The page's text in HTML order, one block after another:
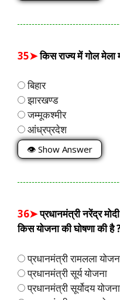
35➤किस राज्य में गोल मेला
बिहार
झारखण्ड
जम्मूकश्मीर
आंध्रप्रदेश
👁 Show Answer
36➤प्रधानमंत्री नरेंद्र
किस योजना की घोषणा की है
प्रधानमंत्री रामलला
प्रधानमंत्री सूर्य योजना
प्रधानमंत्री सूर्योदय योजना